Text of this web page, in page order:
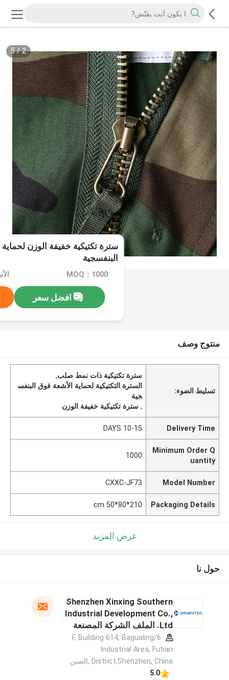
2
/
5
سترة تكتيكية خفيفة الوزن
البنفسجية
MOQ：1000
افضل سعر
منتوج وصف
تسليط الضوء:
سترة تكتيكية ذات نمط صلب,
السترة التكتيكية لحماية الأشعة فوق البنفس
جية
,سترة تكتيكية خفيفة الوزن
Delivery Time
10-15 DAYS
Minimum Order Q
uantity
1000
Model Number
CXXC-JF73
Packaging Details
210*80*50 cm
عرض المزيد
حول نا
Shenzhen Xinxing Southern
Industrial Development Co.,
Ltd. الملف الشركة المصنعة
6/F, Building 614, Bagualing
Industrial Area, Futian
District,Shenzhen, China ,الصين
5.0